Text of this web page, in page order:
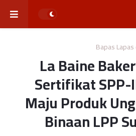
Bapas
“La Baine
Sertifikat SPP-
Maju Produk
Binaan LPP